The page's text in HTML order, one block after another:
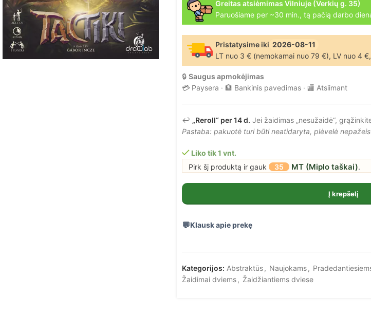
Greitas atsiėmimas Vilniuje (Verkių g. 35)
Paruošiame per ~30 min., tą pačią darbo
Pristatysime iki 2026-08-11
LT nuo 3 € (nemokamai nuo 79 €), LV nuo 4
🔒 Saugus apmokėjimas
💳 Paysera · 🏦 Bankinis pavedimas · 🏬 Atsiimant
↩️ „Reroll“ per 14 d. Jei žaidimas „nesužaidė“,
Pastaba: pakuotė turi būti neatidaryta, plėvelė
Liko tik 1 vnt.
Pirk šį produktą ir gauk
35 MT (Miplo taškai).
Į krepšelį
Klausk apie prekę
Kategorijos: Abstraktūs , Naujokams ,
Žaidimai dviems , Žaidžiantiems dviese